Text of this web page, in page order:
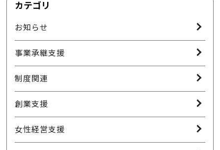
カテゴリ
お知らせ
事業承継支援
制度関連
創業支援
女性経営支援